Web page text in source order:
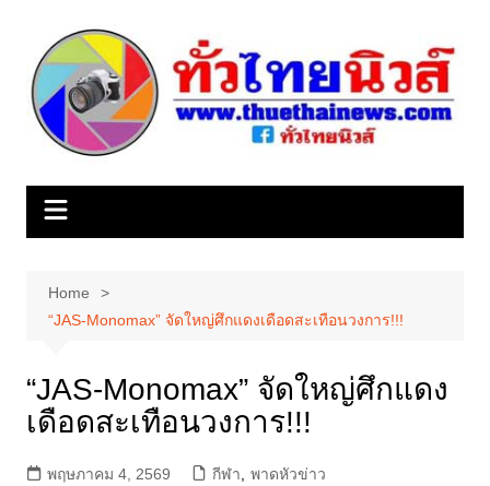
content
Home
“JAS-Monomax” จัดใหญ่ศึกแดงเดือดสะเทือนวงการ!!!
“JAS-Monomax” จัดใหญ่ศึกแดง
เดือดสะเทือนวงการ!!!
พฤษภาคม 4, 2569 กีฬา พาดหัวข่าว